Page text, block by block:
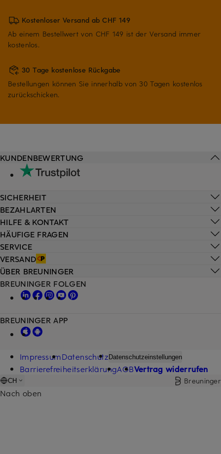
Kostenloser Versand ab CHF 149
Ab einem Bestellwert von CHF 149 ist der Versand immer
kostenlos.
30 Tage kostenlose Rückgabe
Bestellungen können Sie innerhalb von 30 Tagen kostenlos
zurückschicken.
HILFE & KONTAKT
HÄUFIGE FRAGEN
SERVICE
VERSAND
KUNDENBEWERTUNG
SICHERHEIT
BEZAHLARTEN
ÜBER BREUNINGER
BREUNINGER FOLGEN
BREUNINGER APP
ImpressumDatenschutzDatenschutzeinstellungen
BarrierefreiheitserklärungAGBVertrag widerrufen
CH Breuninger
Nach oben